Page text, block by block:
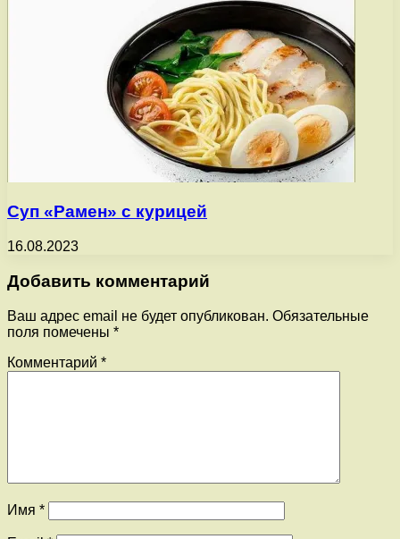
Суп «Рамен» с курицей
16.08.2023
Добавить комментарий
Ваш адрес email не будет опубликован. Обязательные
поля помечены *
Комментарий *
Имя *